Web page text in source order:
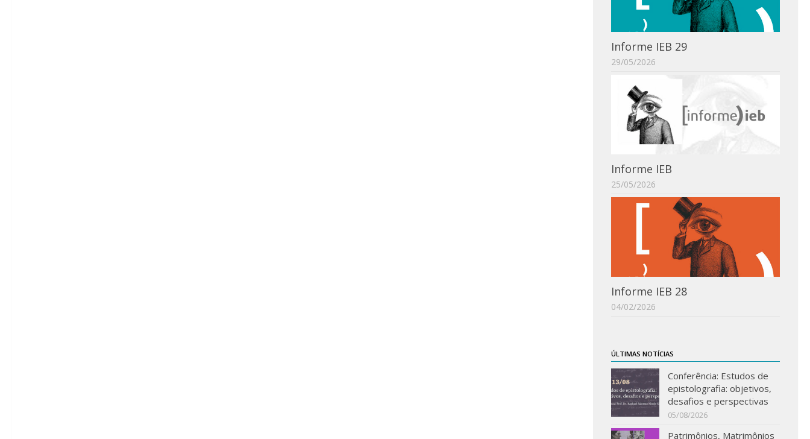
Informe IEB 29
29/05/2026
Informe IEB
25/05/2026
Informe IEB 28
04/02/2026
ÚLTIMAS NOTÍCIAS
Conferência: Estudos de
epistolografia: objetivos,
desafios e perspectivas
05/08/2026
Patrimônios, Matrimônios